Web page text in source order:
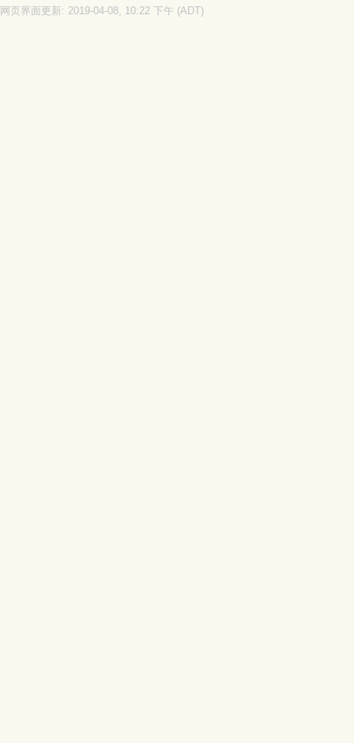
网页界面更新: 2019-04-08, 10:22 下午 (ADT)